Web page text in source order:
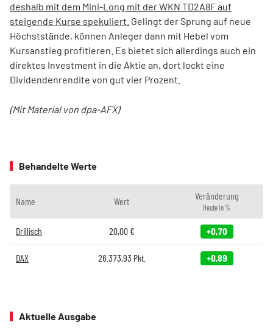
deshalb mit dem Mini-Long mit der WKN TD2A8F auf
steigende Kurse spekuliert. Gelingt der Sprung auf neue
Höchststände, können Anleger dann mit Hebel vom
Kursanstieg profitieren. Es bietet sich allerdings auch ein
direktes Investment in die Aktie an, dort lockt eine
Dividendenrendite von gut vier Prozent.
(Mit Material von dpa-AFX)
Behandelte Werte
Name Wert Veränderung
Heute in %
Drillisch 20,00€ +0,70
DAX 26.373,93 Pkt. +0,89
Aktuelle Ausgabe